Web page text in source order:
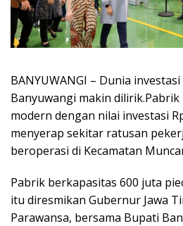
BANYUWANGI – Dunia
Banyuwangi makin
modern dengan nilai investasi
menyerap sekitar ratusan
beroperasi di Kecamatan
Pabrik berkapasitas 600 juta
itu diresmikan Gubernur Jawa
Parawansa, bersama Bupati